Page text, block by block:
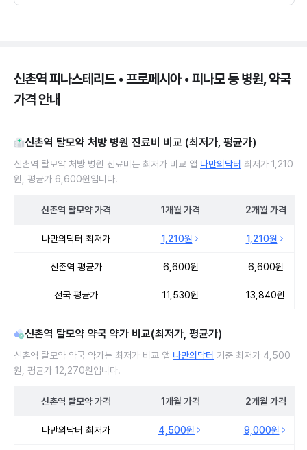
신촌역 피나스테리드 • 프로페시아 • 피나모 등 병원, 약국
가격 안내
신촌역 탈모약 처방 병원 진료비 비교 (최저가, 평균가)
신촌역 탈모약 처방 병원 진료비는 최저가 비교 앱 나만의닥터 최저가 1,210
원, 평균가 6,600원입니다.
신촌역 탈모약가격 1개월 가격 2개월 가격
나만의닥터 최저가 1,210원 1,210원
신촌역 평균가 6,600원 6,600원
전국 평균가 11,530원 13,840원
신촌역 탈모약 약국 약가 비교(최저가, 평균가)
신촌역 탈모약 약국 약가는 최저가 비교 앱 나만의닥터 기준 최저가 4,500
원, 평균가 12,270원입니다.
신촌역 탈모약가격 1개월 가격 2개월 가격
나만의닥터 최저가 4,500원 9,000원